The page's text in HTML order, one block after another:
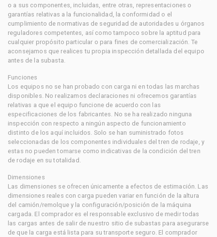
o a sus componentes, incluidas, entre otras, representaciones o
garantías relativas a la funcionalidad, la conformidad o el
cumplimiento de normativas de seguridad de autoridades u órganos
reguladores competentes, así como tampoco sobre la aptitud para
cualquier propósito particular o para fines de comercialización. Te
aconsejamos que realices tu propia inspección detallada del equipo
antes de la subasta.
Funciones
Los equipos no se han probado con carga ni en todas las marchas
disponibles. No realizamos declaraciones ni ofrecemos garantías
relativas a que el equipo funcione de acuerdo con las
especificaciones de los fabricantes. No se ha realizado ninguna
inspección con respecto a ningún aspecto de funcionamiento
distinto de los aquí incluidos. Solo se han suministrado fotos
seleccionadas de los componentes individuales del tren de rodaje, y
estas no pueden tomarse como indicativas de la condición del tren
de rodaje en su totalidad.
Dimensiones
Las dimensiones se ofrecen únicamente a efectos de estimación. Las
dimensiones reales con carga pueden variar en función de la altura
del camión/remolque y la configuración/posición de la máquina
cargada. El comprador es el responsable exclusivo de medir todas
las cargas antes de salir de nuestro sitio de subastas para asegurarse
de que la carga está lista para su transporte seguro. El comprador